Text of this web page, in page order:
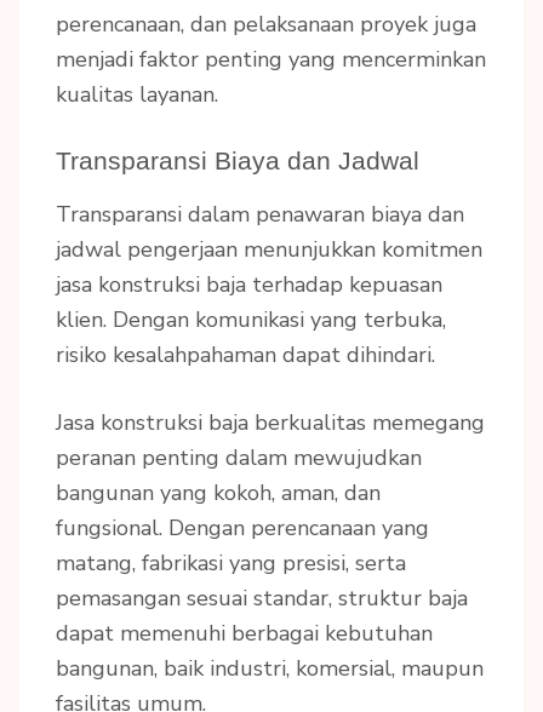
perencanaan, dan pelaksanaan proyek juga
menjadi faktor penting yang mencerminkan
kualitas layanan.
Transparansi Biaya dan Jadwal
Transparansi dalam penawaran biaya dan
jadwal pengerjaan menunjukkan komitmen
jasa konstruksi baja terhadap kepuasan
klien. Dengan komunikasi yang terbuka,
risiko kesalahpahaman dapat dihindari.
Jasa konstruksi baja berkualitas memegang
peranan penting dalam mewujudkan
bangunan yang kokoh, aman, dan
fungsional. Dengan perencanaan yang
matang, fabrikasi yang presisi, serta
pemasangan sesuai standar, struktur baja
dapat memenuhi berbagai kebutuhan
bangunan, baik industri, komersial, maupun
fasilitas umum.